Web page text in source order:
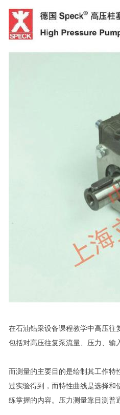
在石油钻采设备课程教学中高压往
包括对高压往复泵流量、压力、输
而测量的主要目的是绘制其工作特
过实验得到，而特性曲线是选择和
练掌握的内容。压力测量靠目测普